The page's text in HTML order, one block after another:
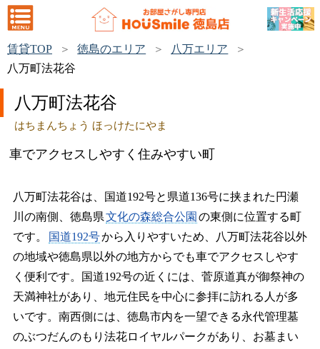
賃貸TOP 徳島のエリア
八万エリア
八万町法花谷
八万町法花谷
はちまんちょう ほっけたにやま
車でアクセスしやすく住みやすい町
八万町法花谷は、国道192号と県道136号に挟まれた円瀬
川の南側、徳島県文化の森総合公園 の東側に位置する町
です。
国道192号から入りやすいため、八万町法花谷以外
の地域や徳島県以外の地方からでも車でアクセスしやす
く便利です。国道192号の近くには、菅原道真が御祭神の
天満神社があり、地元住民を中心に参拝に訪れる人が多
いです。南西側には、徳島市内を一望できる永代管理墓
のぶつだんのもり法花ロイヤルパークがあり、お墓まい